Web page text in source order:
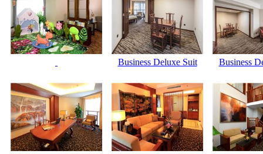
Business Deluxe Suit Business